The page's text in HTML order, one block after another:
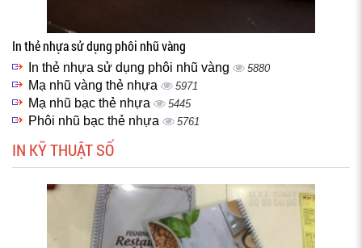
In thẻ nhựa sử dụng phôi nhũ vàng
In thẻ nhựa sử dụng phôi nhũ vàng 5880
Mạ nhũ vàng thẻ nhựa 5971
Mạ nhũ bạc thẻ nhựa 5445
Phôi nhũ bạc thẻ nhựa 5761
IN KỸ THUẬT SỐ